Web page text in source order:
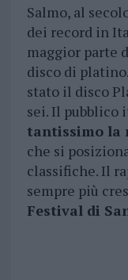
Salmo, al
dei record in
maggior parte
disco di
stato il disco
sei. Il pubblico
tantissimo la
che si
classifiche. Il
sempre più
Festival di